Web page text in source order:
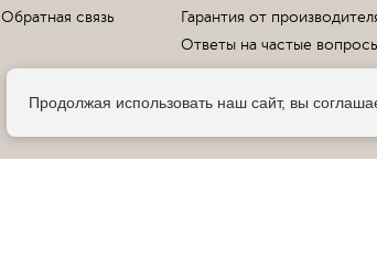
Обратная связь
Гарантия от
Ответы на частые
Продолжая использовать наш сайт, вы